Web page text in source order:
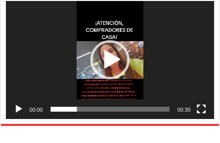
00:00 00:30